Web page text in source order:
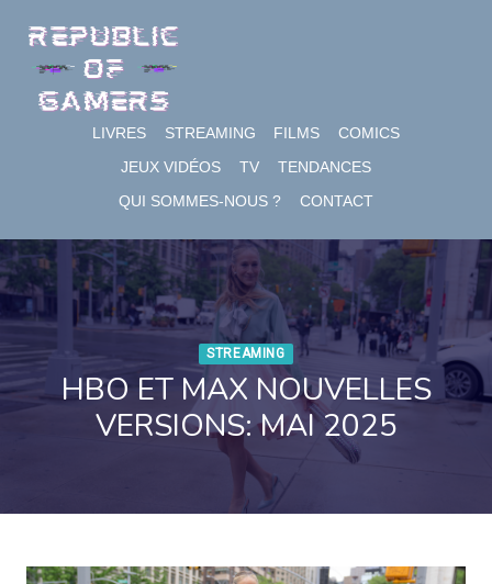
content
LIVRES STREAMING FILMS
COMICS
JEUX VIDÉOS
TV
TENDANCES
QUI SOMMES-NOUS ?
CONTACT
STREAMING
HBO ET MAX NOUVELLES
VERSIONS: MAI 2025